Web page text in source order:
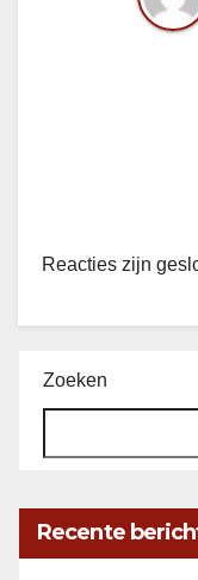
Reacties zijn
Zoeken
Recente